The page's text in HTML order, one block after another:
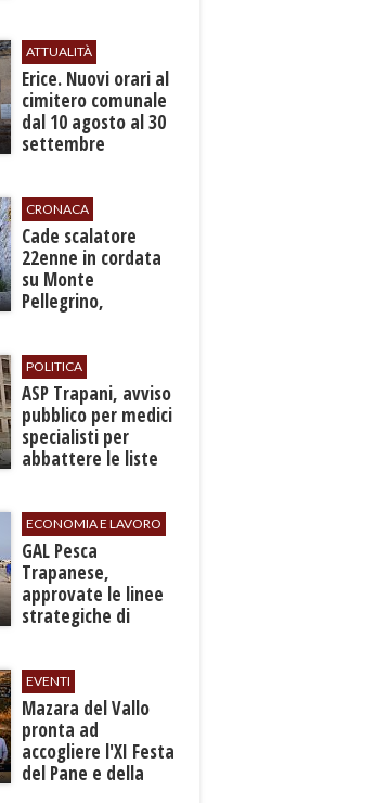
ATTUALITÀ
​Erice. Nuovi orari al
cimitero comunale
dal 10 agosto al 30
settembre
CRONACA
​Cade scalatore
22enne in cordata
su Monte
Pellegrino,
gamba
POLITICA
ASP Trapani, avviso
pubblico per medici
specialisti per
abbattere le liste
ECONOMIA E LAVORO
GAL Pesca
Trapanese,
approvate le linee
strategiche di
settembre
EVENTI
Mazara del Vallo
pronta ad
accogliere l'XI Festa
del Pane e della